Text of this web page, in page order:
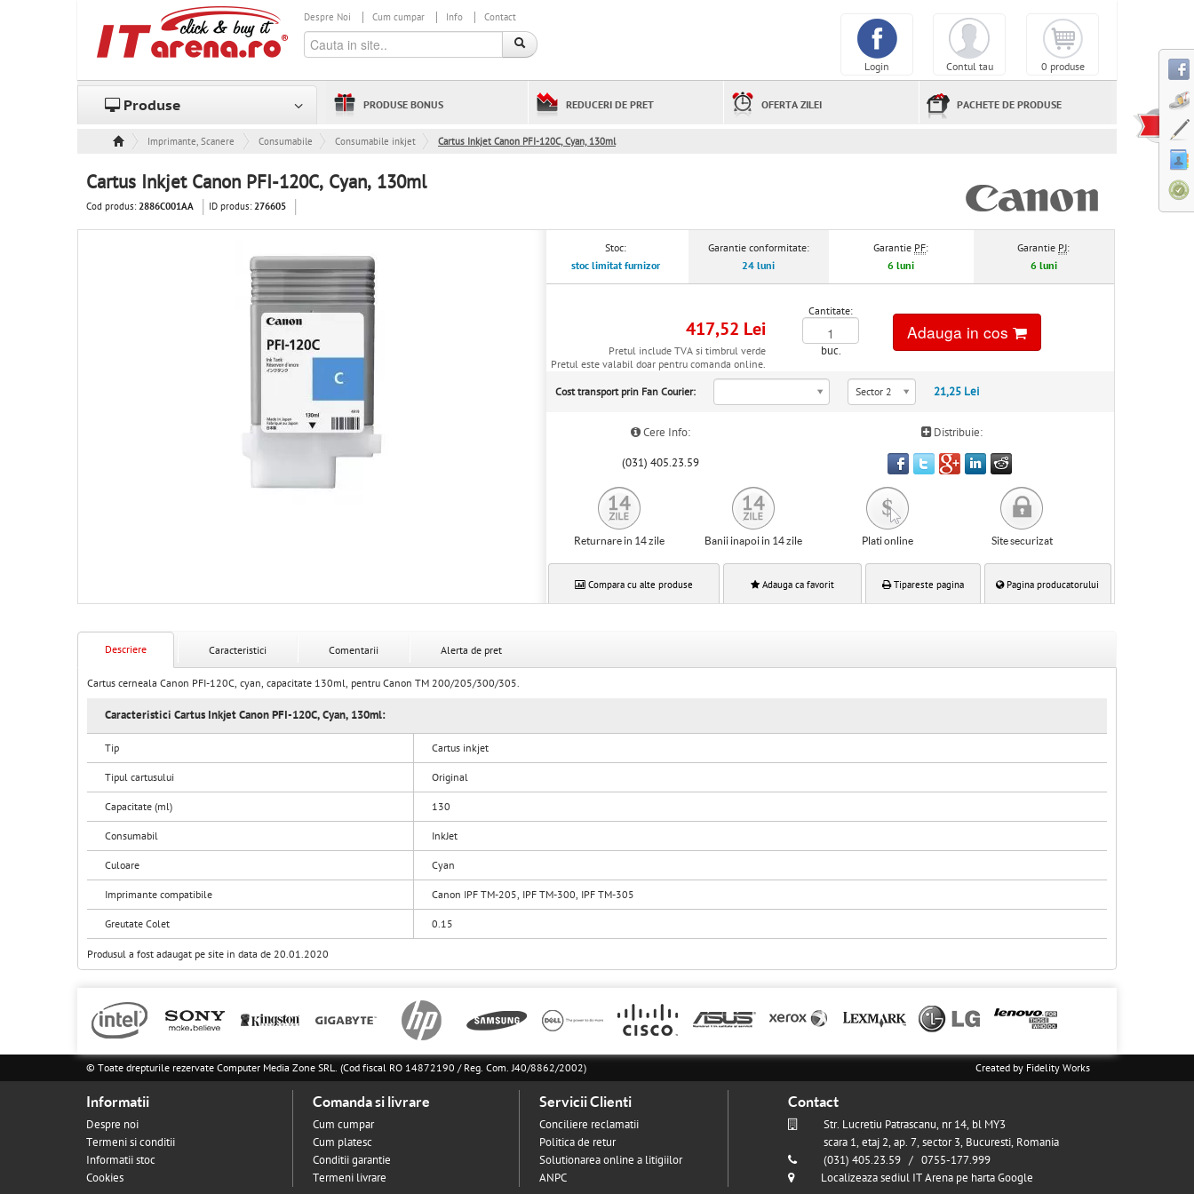
Despre Noi Cum cumpar Info Contact
0 produse
Contul tau
Login
Produse PRODUSE BONUS REDUCERI DE PRET OFERTA ZILEI PACHETE DE PRODUSE
Imprimante, Scanere & Consumabile
Consumabile Consumabile inkjet Cartus Inkjet Canon PFI-120C, Cyan, 130ml
Cartus Inkjet Canon PFI-120C, Cyan, 130ml
Cod produs:2886C001AA ID produs:276605
Stoc:
stoc limitat furnizor
Garantie conformitate:
24 luni
Garantie PF:
6 luni
Garantie PJ:
6 luni
417,52 Lei
Pretul include TVA si timbrul verde
Pretul este valabil doar pentru comanda online.
Cantitate:
buc.
Adauga in cos
Cost transport prin Fan Courier: Sector 2 21,25 Lei
Cere Info: Distribuie:
(031) 405.23.59
Returnare in 14 zile Banii inapoi in 14 zile Plati online Site securizat
Compara cu alte produse Adauga ca favorit Tipareste pagina Pagina producatorului
Descriere Caracteristici Comentarii Alerta de pret
Cartus cerneala Canon PFI-120C, cyan, capacitate 130ml, pentru Canon TM 200/205/300/305.
Caracteristici Cartus Inkjet Canon PFI-120C, Cyan, 130ml:
Tip Cartus inkjet
Tipul cartusului Original
Capacitate (ml) 130
Consumabil InkJet
Culoare Cyan
Imprimante compatibile Canon IPF TM-205, IPF TM-300, IPF TM-305
Greutate Colet 0.15
Produsul a fost adaugat pe site in data de 20.01.2020
© Toate drepturile rezervate Computer Media Zone SRL. (Cod fiscal RO 14872190 / Reg. Com. J40/8862/2002) Created by Fidelity Works
Informatii
Despre noi
Termeni si conditii
Informatii stoc
Cookies
Comanda si livrare
Cum cumpar
Cum platesc
Conditii garantie
Termeni livrare
Servicii Clienti
Conciliere reclamatii
Politica de retur
Solutionarea online a litigiilor
ANPC
Contact
Str. Lucretiu Patrascanu, nr 14, bl MY3
scara 1, etaj 2, ap. 7, sector 3, Bucuresti, Romania
(031) 405.23.59 / 0755-177.999
Localizeaza sediul IT Arena pe harta Google